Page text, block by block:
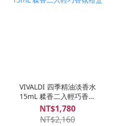
VIVALDI 四季精油淡香水
15mL 糅香二入輕巧香氛
禮盒
NT$1,780
NT$2,160